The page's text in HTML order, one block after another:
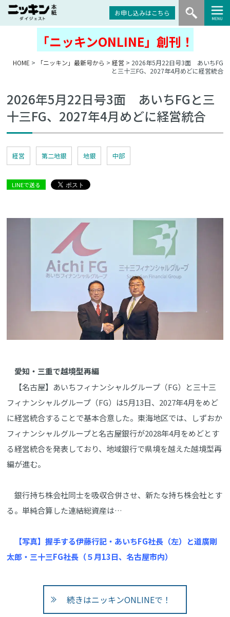
お申し込みはこちら
「ニッキンONLINE」創刊！
HOME > 「ニッキン」最新号から > 経営 > 2026年5月22日号3面 あいちFG
と三十三FG、2027年4月めどに経営統合
2026年5月22日号3面 あいちFGと三
十三FG、2027年4月めどに経営統合
経営 第二地銀 地銀 中部
LINEで送る
愛知・三重で越境型再編
【名古屋】あいちフィナンシャルグループ（FG）と三十三
フィナンシャルグループ（FG）は5月13日、2027年4月をめど
に経営統合することで基本合意した。東海地区では、しずおか
フィナンシャルグループと名古屋銀行が2028年4月をめどとす
る経営統合を発表しており、地域銀行で県境を越えた越境型再
編が進む。
銀行持ち株会社同士を吸収合併させ、新たな持ち株会社とす
る。単純合算した連結総資産は…
【写真】握手する伊藤行記・あいちFG社長（左）と道廣剛
太郎・三十三FG社長（５月13日、名古屋市内）
続きはニッキンONLINEで！